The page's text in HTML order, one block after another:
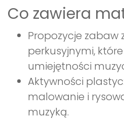
Co zawiera
Propozycje
perkusyjnymi,
umiejętności
Aktywności
malowanie i
muzyką.